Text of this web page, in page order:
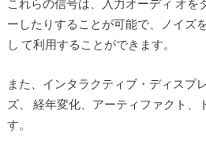
これらの信号は、入力オーディ オを
ーしたりすることが可能で、ノイズ
し て利用することができます。
また、インタラクティブ・ディスプ
ズ、 経年変化、アーティファクト、
す。